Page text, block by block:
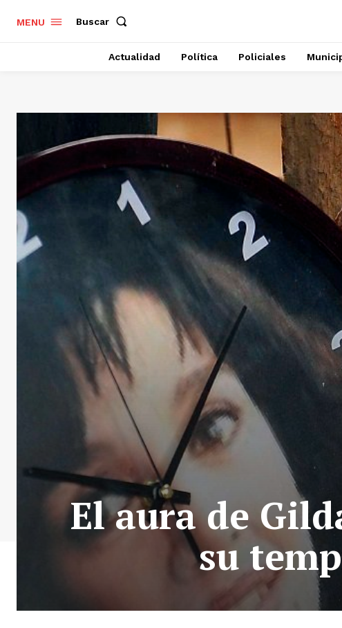
MENU Buscar
Actualidad Política Policiales
El aura de
su